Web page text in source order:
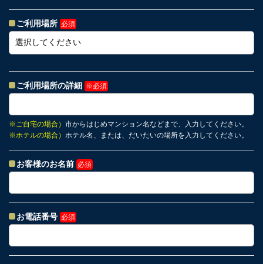
ご利用場所 必須
ご利用場所の詳細 ※必須
※ご自宅の場合） 市からはじめマンション名などまで、入力してください。
※ホテルの場合） ホテル名、または、だいたいの場所を入力してください。
お客様のお名前 必須
お電話番号 必須